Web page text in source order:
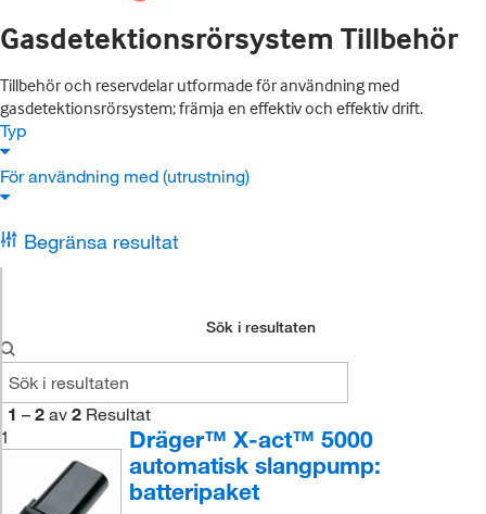
Gasdetektionsrörsystem Tillbehör
Tillbehör och reservdelar utformade för användning med
gasdetektionsrörsystem; främja en effektiv och effektiv drift.
Typ
För användning med (utrustning)
Begränsa resultat
Sök i resultaten
1 – 2 av 2 Resultat
1
Dräger™ X-act™ 5000
automatisk slangpump:
batteripaket